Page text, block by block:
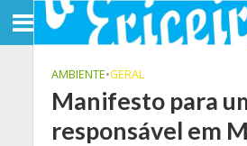
AMBIENTE•GERAL
Manifesto para
responsável em